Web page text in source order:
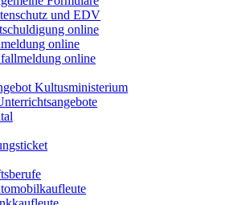
und EDV
online
online
online
Kultusministerium